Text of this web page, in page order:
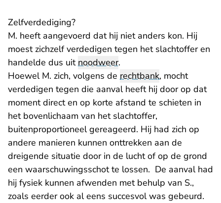
Zelfverdediging?
M. heeft aangevoerd dat hij niet anders kon. Hij
moest zichzelf verdedigen tegen het slachtoffer en
handelde dus uitnoodweer.
Hoewel M. zich, volgens de rechtbank, mocht
verdedigen tegen die aanval heeft hij door op dat
moment direct en op korte afstand te schieten in
het bovenlichaam van het slachtoffer,
buitenproportioneel gereageerd. Hij had zich op
andere manieren kunnen onttrekken aan de
dreigende situatie door in de lucht of op de grond
een waarschuwingsschot te lossen. De aanval had
hij fysiek kunnen afwenden met behulp van S.,
zoals eerder ook al eens succesvol was gebeurd.